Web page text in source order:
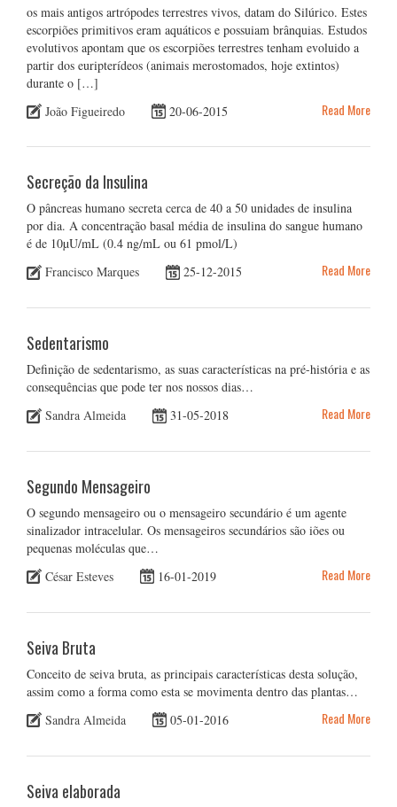
os mais antigos artrópodes terrestres vivos, datam do Silúrico. Estes
escorpiões primitivos eram aquáticos e possuiam brânquias. Estudos
evolutivos apontam que os escorpiões terrestres tenham evoluido a
partir dos euripterídeos (animais merostomados, hoje extintos)
durante o […]
João Figueiredo
20-06-2015 Read More
Secreção da Insulina
O pâncreas humano secreta cerca de 40 a 50 unidades de insulina
por dia. A concentração basal média de insulina do sangue humano
é de 10µU/mL (0.4 ng/mL ou 61 pmol/L)
Francisco Marques
25-12-2015 Read More
Sedentarismo
Definição de sedentarismo, as suas características na pré-história e as
consequências que pode ter nos nossos dias…
Sandra Almeida
31-05-2018 Read More
Segundo Mensageiro
O segundo mensageiro ou o mensageiro secundário é um agente
sinalizador intracelular. Os mensageiros secundários são iões ou
pequenas moléculas que…
César Esteves
16-01-2019 Read More
Seiva Bruta
Conceito de seiva bruta, as principais características desta solução,
assim como a forma como esta se movimenta dentro das plantas…
Sandra Almeida
05-01-2016 Read More
Seiva elaborada